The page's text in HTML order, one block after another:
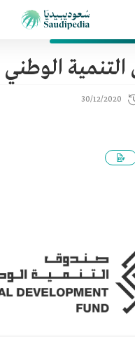
الوطني
30/12/2020